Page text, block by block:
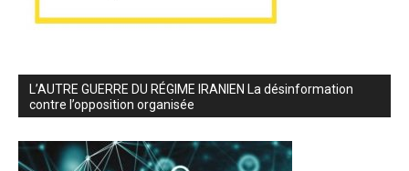
L’AUTRE GUERRE DU RÉGIME IRANIEN La désinformation
contre l’opposition organisée